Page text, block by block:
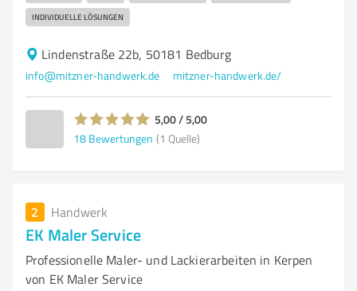
INDIVIDUELLE LÖSUNGEN
Lindenstraße 22b, 50181 Bedburg
info@mitzner-handwerk.de mitzner-handwerk.de/
5,00 / 5,00
18 Bewertungen (1 Quelle)
2 Handwerk
EK Maler Service
Professionelle Maler- und Lackierarbeiten in Kerpen
von EK Maler Service